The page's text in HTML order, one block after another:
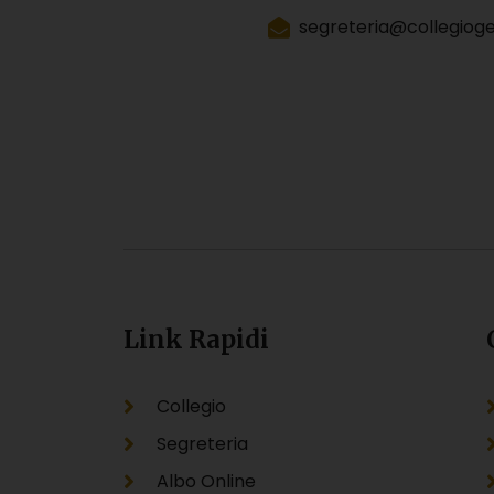
Link Rapidi
Collegio
Segreteria
Albo Online